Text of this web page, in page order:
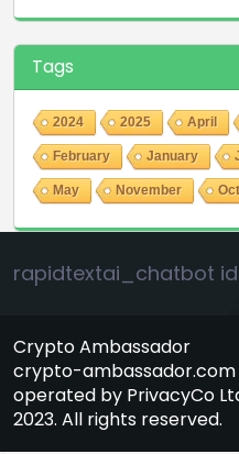
Tags
2024 2025 April
February January
May November
rapidtextai_chatbot
Crypto Ambassador
crypto-ambassador.com
operated by PrivacyCo
2023. All rights reserved.